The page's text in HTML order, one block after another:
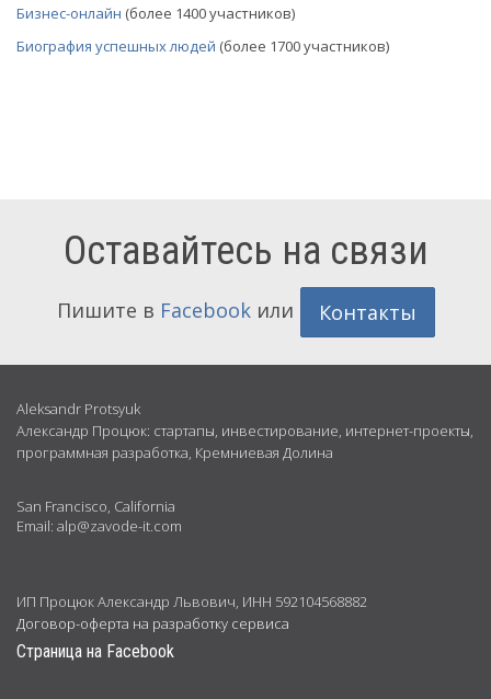
Бизнес-онлайн (более 1400 участников)
Биография успешных людей (более 1700 участников)
Оставайтесь на связи
Пишите в Facebookили Контакты
Обо
мне
Aleksandr Protsyuk
Александр Процюк: стартапы, инвестирование, интернет-проекты,
программная разработка, Кремниевая Долина
San Francisco, California
Email: alp@zavode-it.com
ИП Процюк Александр Львович, ИНН 592104568882
Договор-оферта на разработку сервиса
Страница на Facebook